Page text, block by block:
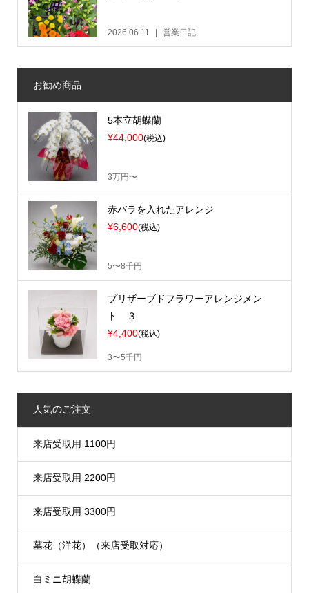
2026.06.11 営業日記
お勧め商品
5本立胡蝶蘭
¥44,000(税込)
3万円〜
赤バラを入れたアレンジ
¥6,600(税込)
5〜8千円
プリザーブドフラワーアレンジメン
ト ３
¥4,400(税込)
3〜5千円
人気のご注文
来店受取用 1100円
来店受取用 2200円
来店受取用 3300円
墓花（洋花）（来店受取対応）
白ミニ胡蝶蘭